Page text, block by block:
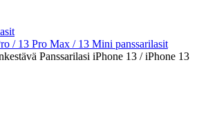
/ 13 Pro Max / 13 Mini panssarilasit
Panssarilasi iPhone 13 / iPhone 13